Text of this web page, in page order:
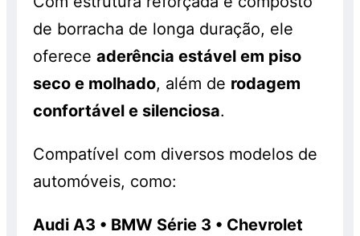
de borracha de longa duração, ele
ofereceaderência estável em piso
seco e molhado, além de rodagem
confortável e silenciosa.
Compatível com diversos modelos de
automóveis, como:
Audi A3 • BMW Série 3 • Chevrolet